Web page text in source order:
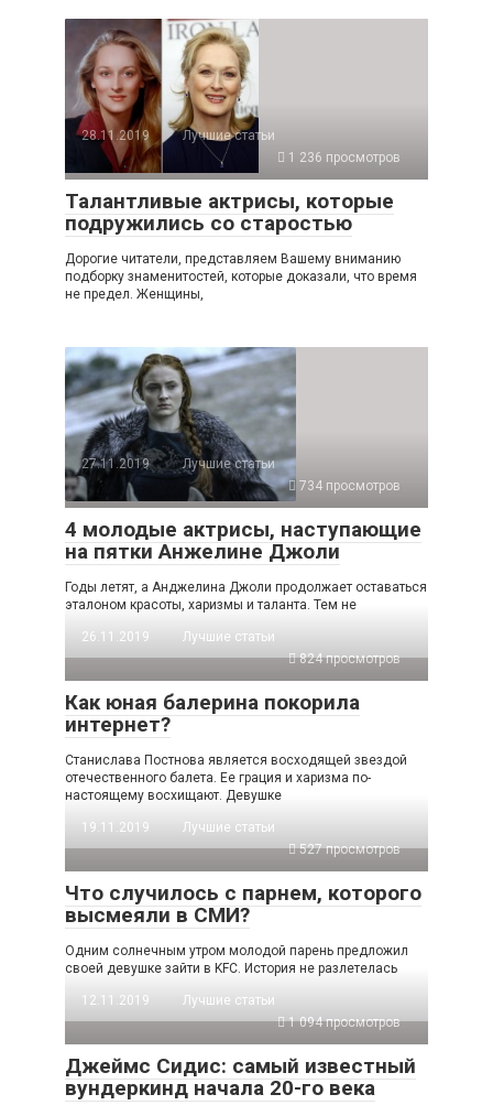
28.11.2019
Лучшие статьи
1 236 просмотров
Талантливые актрисы, которые
подружились со старостью
Дорогие читатели, представляем Вашему вниманию
подборку знаменитостей, которые доказали, что время
не предел. Женщины,
27.11.2019
Лучшие статьи
734 просмотров
4 молодые актрисы, наступающие
на пятки Анжелине Джоли
Годы летят, а Анджелина Джоли продолжает оставаться
эталоном красоты, харизмы и таланта. Тем не
26.11.2019
Лучшие статьи
824 просмотров
Как юная балерина покорила
интернет?
Станислава Постнова является восходящей звездой
отечественного балета. Ее грация и харизма по-
настоящему восхищают. Девушке
19.11.2019
Лучшие статьи
527 просмотров
Что случилось с парнем, которого
высмеяли в СМИ?
Одним солнечным утром молодой парень предложил
своей девушке зайти в KFC. История не разлетелась
12.11.2019
Лучшие статьи
1 094 просмотров
Джеймс Сидис: самый известный
вундеркинд начала 20-го века